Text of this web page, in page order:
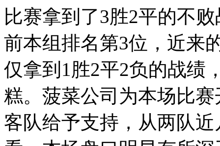
比赛拿到了3胜2平的不
前本组排名第3位，近来
仅拿到1胜2平2负的战绩
糕。菠菜公司为本场比
客队给予支持，从两队